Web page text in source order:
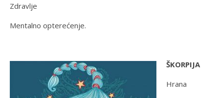
Zdravlje
Mentalno opterećenje.
ŠKORPIJA
Hrana